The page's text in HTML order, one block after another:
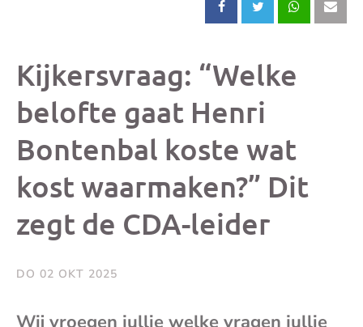
Deel
bericht
op
Facebook
Deel
bericht
op
Deel
Kijkersvraag: “Welke
belofte gaat Henri
Bontenbal koste wat
kost waarmaken?” Dit
zegt de CDA-leider
DO 02 OKT 2025
Wij vroegen jullie welke vragen jullie